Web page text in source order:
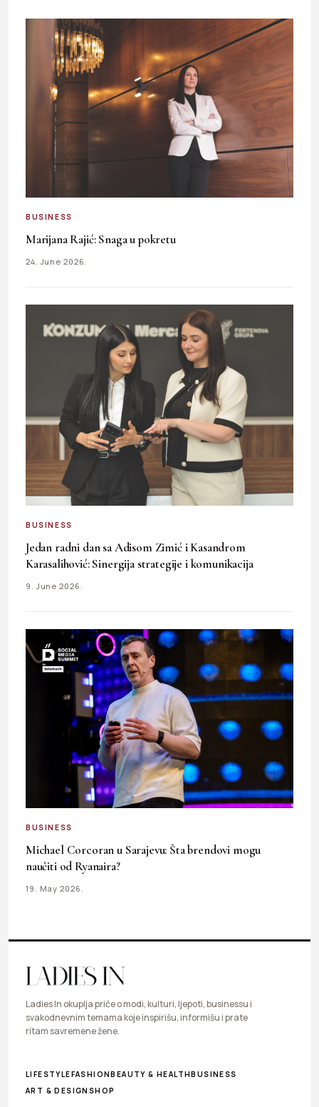
BUSINESS
Marijana Rajić: Snaga u pokretu
24. June 2026.
BUSINESS
Jedan radni dan sa Adisom Zimić i Kasandrom
Karasalihović: Sinergija strategije i komunikacija
9. June 2026.
BUSINESS
Michael Corcoran u Sarajevu: Šta brendovi mogu
naučiti od Ryanaira?
19. May 2026.
Ladies In okuplja priče o modi, kulturi, ljepoti, businessu i
svakodnevnim temama koje inspirišu, informišu i prate
ritam savremene žene.
LIFESTYLEFASHIONBEAUTY & HEALTHBUSINESS
ART & DESIGN SHOP